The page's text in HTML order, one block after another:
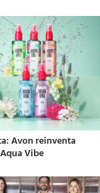
Avon reinventa
Vibe